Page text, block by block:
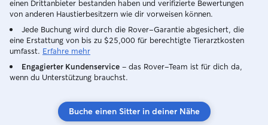
Gewohnheiten, Bedürfnisse und
Wünsche ihres Hundes genau kenne und
mich daran orientieren kann. So kann ich
jedem Hund die Betreuung bieten, die
am besten zu ihm passt. Bei
Spaziergängen achte ich auf eine sichere
Umgebung und lasse den Hund nur frei
einverstanden ist und ich weiß, dass ich
damit den Hund, mich und jedes andere
einen Drittanbieter bestanden haben und verifizierte Bewertungen
von anderen Haustierbesitzern wie dir vorweisen können.
Jede Buchung wird durch die Rover-Garantie abgesichert, die
eine Erstattung von bis zu $25,000 für berechtigte Tierarztkosten
umfasst. Erfahre mehr
Engagierter Kundenservice – das Rover-Team ist für dich da,
wenn du Unterstützung brauchst.
Buche einen Sitter in deiner Nähe